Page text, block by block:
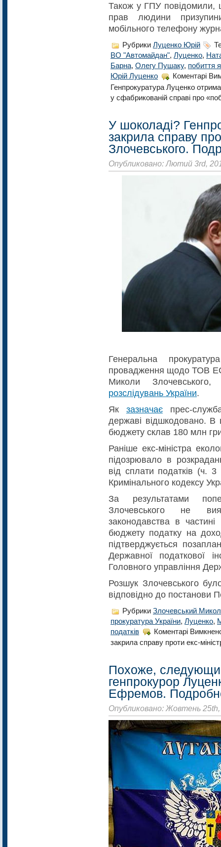
Також у ГПУ повідомили,
прав людини
мобільного телефону
Рубрики Луценко Юрій
ВО "Автомайдан", Луценко,
Барна, Олегу Пушаку, побиття
Юрій Луценко
Коментарі
Генпрокуратура Луценко
у сфабрикованій справі про
У шоколаді?
закрила справу
Злочевського.
Опубликовано: Лютий 3rd,
Генеральна
провадження щодо ТОВ ЕСК
Миколи
розслідувань України.
Як зазначаєпрес-
державі відшкодовано. В
бюджету склав 180 млн
Раніше екс-міністра
підозрювало в
від сплати податків (ч.
Кримінального кодексу
За результатами
Злочевського не
законодавства в
бюджету податку на
підтверджується
Державної податкової
Головного управління
Розшук Злочевського
відповідно до постанови
Рубрики Злочевський
прокуратура України, Луценко,
податків
Коментарі
закрила справу проти екс-
Похоже,
генпрокурор
Ефремов.
Опубликовано: Жовтень